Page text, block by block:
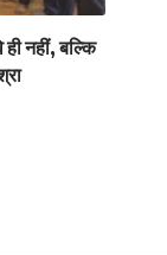
नहीं, बल्कि